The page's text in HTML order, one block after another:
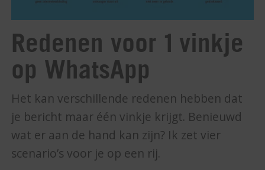
Redenen voor 1 vinkje
op WhatsApp
Het kan verschillende redenen hebben dat
je bericht maar één vinkje krijgt. Benieuwd
wat er aan de hand kan zijn? Ik zet vier
scenario’s voor je op een rij.